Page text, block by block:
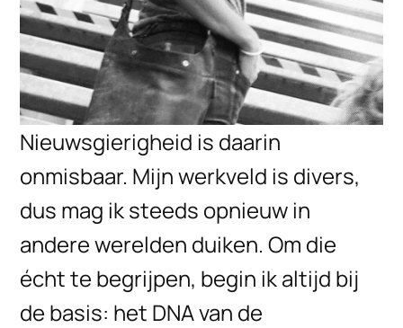
Nieuwsgierigheid is daarin
onmisbaar. Mijn werkveld is divers,
dus mag ik steeds opnieuw in
andere werelden duiken. Om die
écht te begrijpen, begin ik altijd bij
de basis: het DNA van de